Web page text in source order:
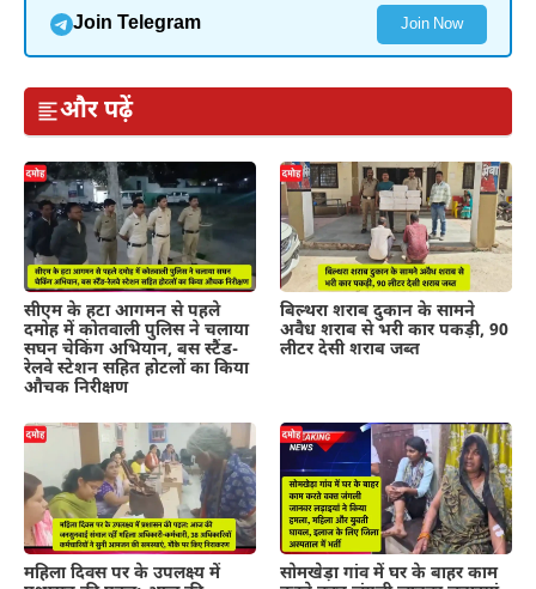
Join Telegram Join Now
और पढ़ें
सीएम के हटा आगमन से पहले
दमोह में कोतवाली पुलिस ने चलाया
सघन चेकिंग अभियान, बस स्टैंड-
रेलवे स्टेशन सहित होटलों का किया
औचक निरीक्षण
बिल्थरा शराब दुकान के सामने
अवैध शराब से भरी कार पकड़ी, 90
लीटर देसी शराब जब्त
महिला दिवस पर के उपलक्ष्य में
सोमखेड़ा गांव में घर के बाहर काम